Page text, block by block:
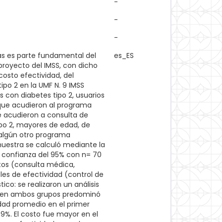
-
-
-
es parte fundamental del
del IMSS, con dicho
efectividad, del
2 en la UMF N. 9 IMSS
diabetes tipo 2, usuarios
acudieron al programa
acudieron a consulta de
2, mayores de edad, de
otro programa
se calculó mediante la
del 95% con n= 70
(consulta médica,
de efectividad (control de
se realizaron un análisis
ambos grupos predominó
promedio en el primer
El costo fue mayor en el
es_ES